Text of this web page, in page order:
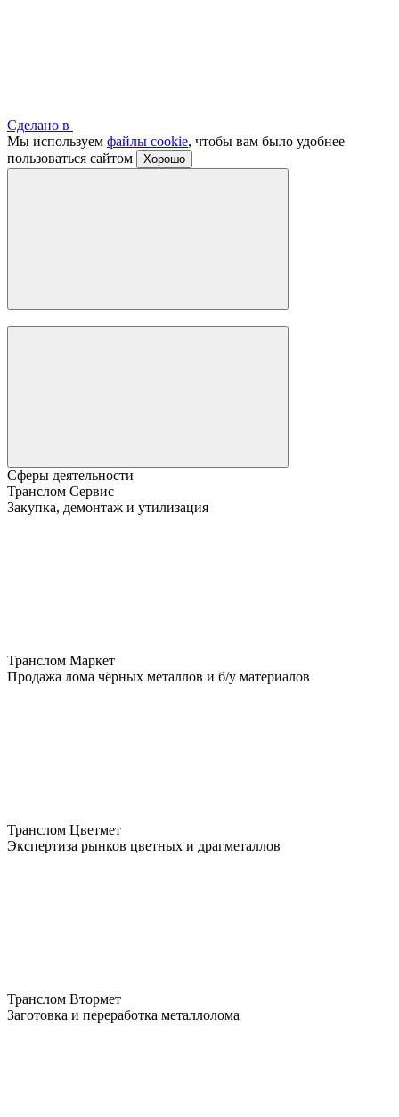
Сделано в
Мы используем файлы cookie, чтобы вам было удобнее
пользоваться сайтом
Хорошо
Сферы деятельности
Транслом Сервис
Закупка, демонтаж и утилизация
Транслом Маркет
Продажа лома чёрных металлов и б/у материалов
Транслом Цветмет
Экспертиза рынков цветных и драгметаллов
Транслом Втормет
Заготовка и переработка металлолома